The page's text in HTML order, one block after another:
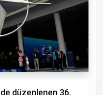
düzenlenen 36.⁠